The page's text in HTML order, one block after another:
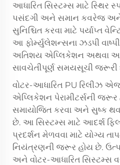
આધારિત સિસ્ટમ્સ માટે સ્થિર
પસંદગી અને સમાન કવરેજ અને
સુનિશ્ચિત કરવા માટે પર્યાપ્ત
આ ફોર્મ્યુલેશન્સના ઝડપી
અતિશય એપ્લિકેશન અથવા
સાવચેતીપૂર્ણ સમયસૂચી જરૂરી
વોટર-આધારિત PU રિલીઝ
એપ્લિકેશન પેરામીટર્સની જરૂર
સમાયોજિત કરવા અને સુષ્ક
છે. આ સિસ્ટમ્સ માટે આદર્શ
પ્રદર્શન મેળવવા માટે યોગ્ય
નિયંત્રણની જરૂર હોય છે.
અને વોટર-આધારિત સિસ્ટમ્સ